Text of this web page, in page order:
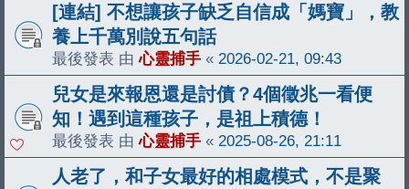
[連結] 不想讓孩子缺乏自信成「媽寶」，教
養上千萬別說五句話
最後發表 由心靈捕手 « 2026-02-21, 09:43
兒女是來報恩還是討債？4個徵兆一看便
知！遇到這種孩子，是祖上積德！
最後發表 由心靈捕手 « 2025-08-26, 21:11
人老了，和子女最好的相處模式，不是聚